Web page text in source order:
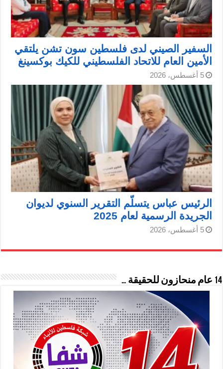
السفير الصيني لدى فلسطين سون تشن يلتقي
الأمين العام للاتحاد الفلسطيني للكيك بوكسينغ
5 أغسطس، 2026
الرئيس عباس يتسلّم التقرير السنوي لديوان
الجريدة الرسمية لعام 2025
5 أغسطس، 2026
14 عام منحازون للحقيقة …